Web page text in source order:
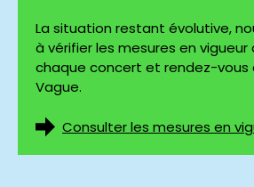
La situation restant évolutive,
à vérifier les mesures en vigueur
chaque concert et rendez-vous
Vague.
Consulter les mesures en